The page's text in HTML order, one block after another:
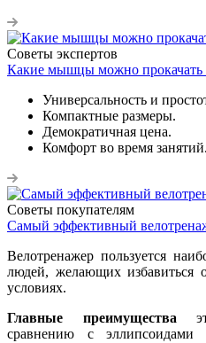
Советы экспертов
Какие мышцы можно прокачать
Универсальность и
Компактные размеры.
Демократичная цена.
Комфорт во время занятий.
Советы покупателям
Самый эффективный
Велотренажер пользуется
людей, желающих избавиться
условиях.
Главные преимущества
сравнению с